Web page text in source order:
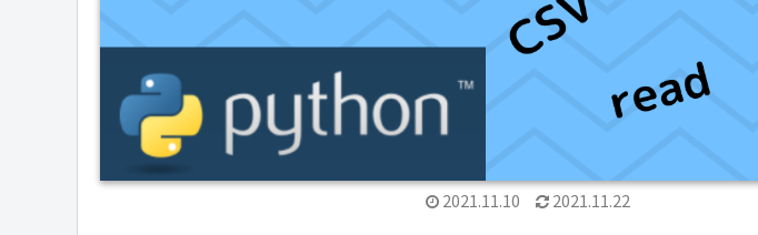
2021.11.10 2021.11.22